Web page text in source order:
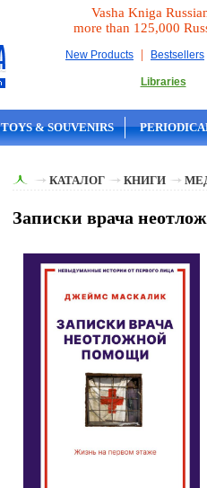
Vasha Kniga
more than 125,000
New Products | Bestsellers
Libraries
TOYS & SOUVENIRS
КАТАЛОГ КНИГИ
Записки врача